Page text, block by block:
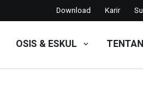
Download Karir
OSIS & ESKUL